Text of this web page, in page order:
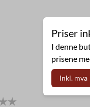
Priser
I denne
prisene
Inkl. mva